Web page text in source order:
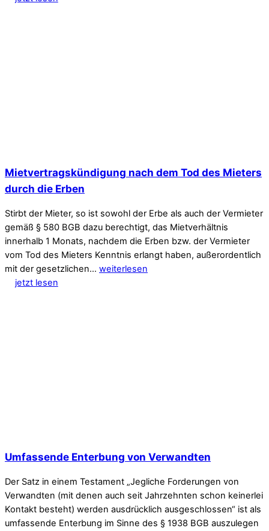
Mietvertragskündigung nach dem Tod des Mieters
durch die Erben
Stirbt der Mieter, so ist sowohl der Erbe als auch der Vermieter
gemäß § 580 BGB dazu berechtigt, das Mietverhältnis
innerhalb 1 Monats, nachdem die Erben bzw. der Vermieter
vom Tod des Mieters Kenntnis erlangt haben, außerordentlich
mit der gesetzlichen… weiterlesen
jetzt lesen
Umfassende Enterbung von Verwandten
Der Satz in einem Testament „Jegliche Forderungen von
Verwandten (mit denen auch seit Jahrzehnten schon keinerlei
Kontakt besteht) werden ausdrücklich ausgeschlossen“ ist als
umfassende Enterbung im Sinne des § 1938 BGB auszulegen